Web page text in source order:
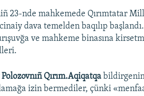
23-nde mahkemede Qırımtatar
cinaiy dava temelden baqılıp
ve mahkeme binasına
Qırım.Aqiqatqa
izin bermediler, çünki